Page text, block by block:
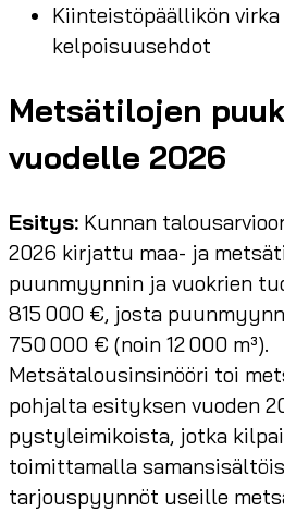
Kiinteistöpäällikön
kelpoisuusehdot
Metsätilojen
vuodelle 2026
Esitys: Kunnan
2026 kirjattu maa- ja
puunmyynnin ja vuokrien
815 000 €, josta
750 000 € (noin 12 000 m³).
Metsätalousinsinööri toi
pohjalta esityksen vuoden
pystyleimikoista, jotka
toimittamalla
tarjouspyynnöt useille